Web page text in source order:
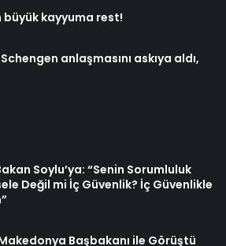
büyük kayyuma rest!
anlaşmasını askıya aldı,
Soylu’ya: “Senin Sorumluluk
Değil mi İç Güvenlik? İç Güvenlikle
Başbakanı ile Görüştü